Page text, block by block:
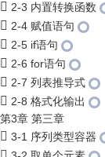
2-3 内置转换函数
2-4 赋值语句
2-5 if语句
2-6 for语句
2-7 列表推导式
2-8 格式化输出
第3章 第三章
3-1 序列类型容器